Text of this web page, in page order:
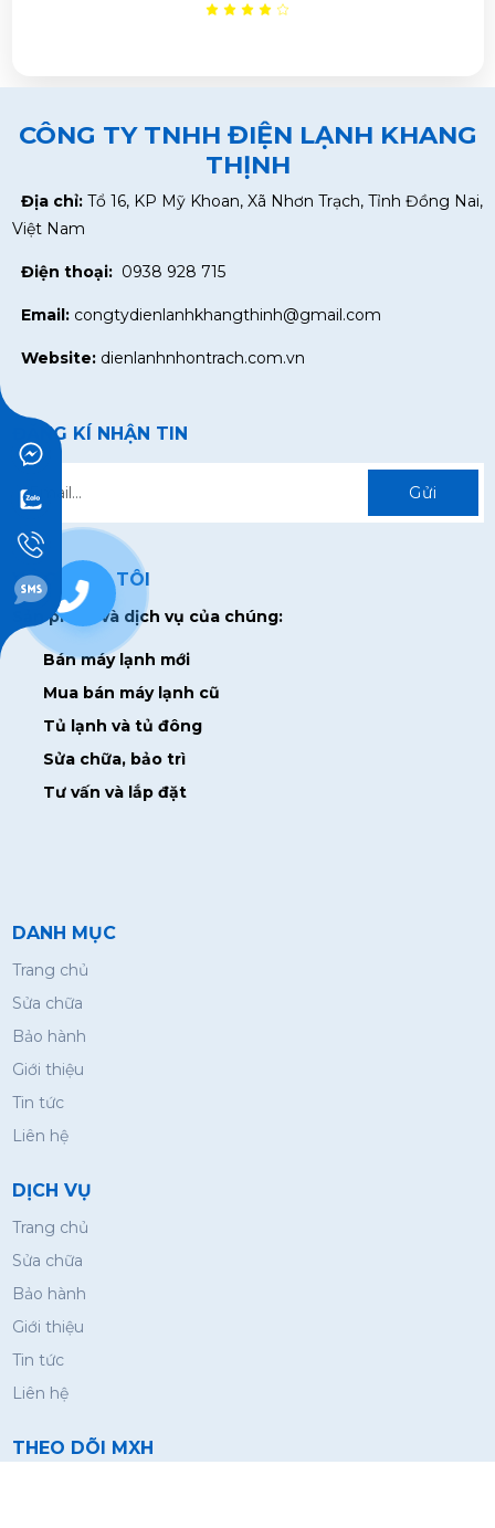
CÔNG TY TNHH ĐIỆN LẠNH KHANG
THỊNH
Địa chỉ:Tổ 16, KP Mỹ Khoan, Xã Nhơn Trạch, Tỉnh Đồng Nai,
Việt Nam
Điện thoại:0938 928 715
Email:congtydienlanhkhangthinh@gmail.com
Website:dienlanhnhontrach.com.vn
ĐĂNG KÍ NHẬN TIN
Gửi
VỀ CHÚNG TÔI
Sản phẩm và dịch vụ của chúng:
Bán máy lạnh mới
Mua bán máy lạnh cũ
Tủ lạnh và tủ đông
Sửa chữa, bảo trì
Tư vấn và lắp đặt
DANH MỤC
Trang chủ
Sửa chữa
Bảo hành
Giới thiệu
Tin tức
Liên hệ
DỊCH VỤ
Trang chủ
Sửa chữa
Bảo hành
Giới thiệu
Tin tức
Liên hệ
THEO DÕI MXH
0938928715